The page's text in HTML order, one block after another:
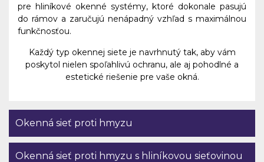
pre hliníkové okenné systémy, ktoré dokonale pasujú
do rámov a zaručujú nenápadný vzhľad s maximálnou
funkčnosťou.
Každý typ okennej siete je navrhnutý tak, aby vám
poskytol nielen spoľahlivú ochranu, ale aj pohodlné a
estetické riešenie pre vaše okná.
Okenná sieť proti hmyzu
Okenná sieť proti hmyzu s hliníkovou sieťovinou